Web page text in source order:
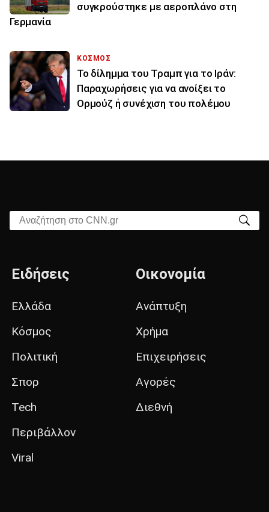
συγκρούστηκε με αεροπλάνο στη
Γερμανία
ΚΟΣΜΟΣ
Το δίλημμα του Τραμπ για το Ιράν:
Παραχωρήσεις για να ανοίξει το
Ορμούζ ή συνέχιση του πολέμου
Αναζήτηση στο CNN.gr
Ειδήσεις
Ελλάδα
Κόσμος
Πολιτική
Σπορ
Tech
Περιβάλλον
Viral
Οικονομία
Ανάπτυξη
Χρήμα
Επιχειρήσεις
Αγορές
Διεθνή